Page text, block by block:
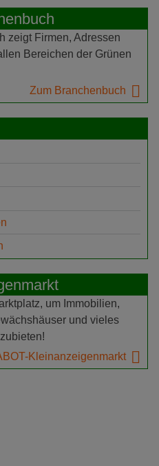
zeigt Firmen, Adressen
Bereichen der Grünen
Zum Branchenbuch
um Immobilien,
und vieles
Kleinanzeigenmarkt